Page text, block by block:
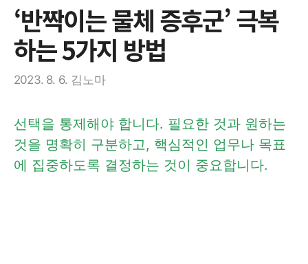
‘반짝이는 물체 증후군’ 극복
하는 5가지 방법
2023. 8. 6. 김노마
선택을 통제해야 합니다. 필요한 것과 원하는
것을 명확히 구분하고, 핵심적인 업무나 목표
에 집중하도록 결정하는 것이 중요합니다.